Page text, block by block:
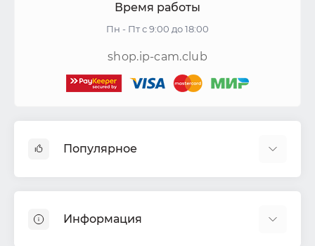
Время работы
Пн - Пт с 9:00 до 18:00
shop.ip-cam.club
Популярное
Акустические системы
Информация